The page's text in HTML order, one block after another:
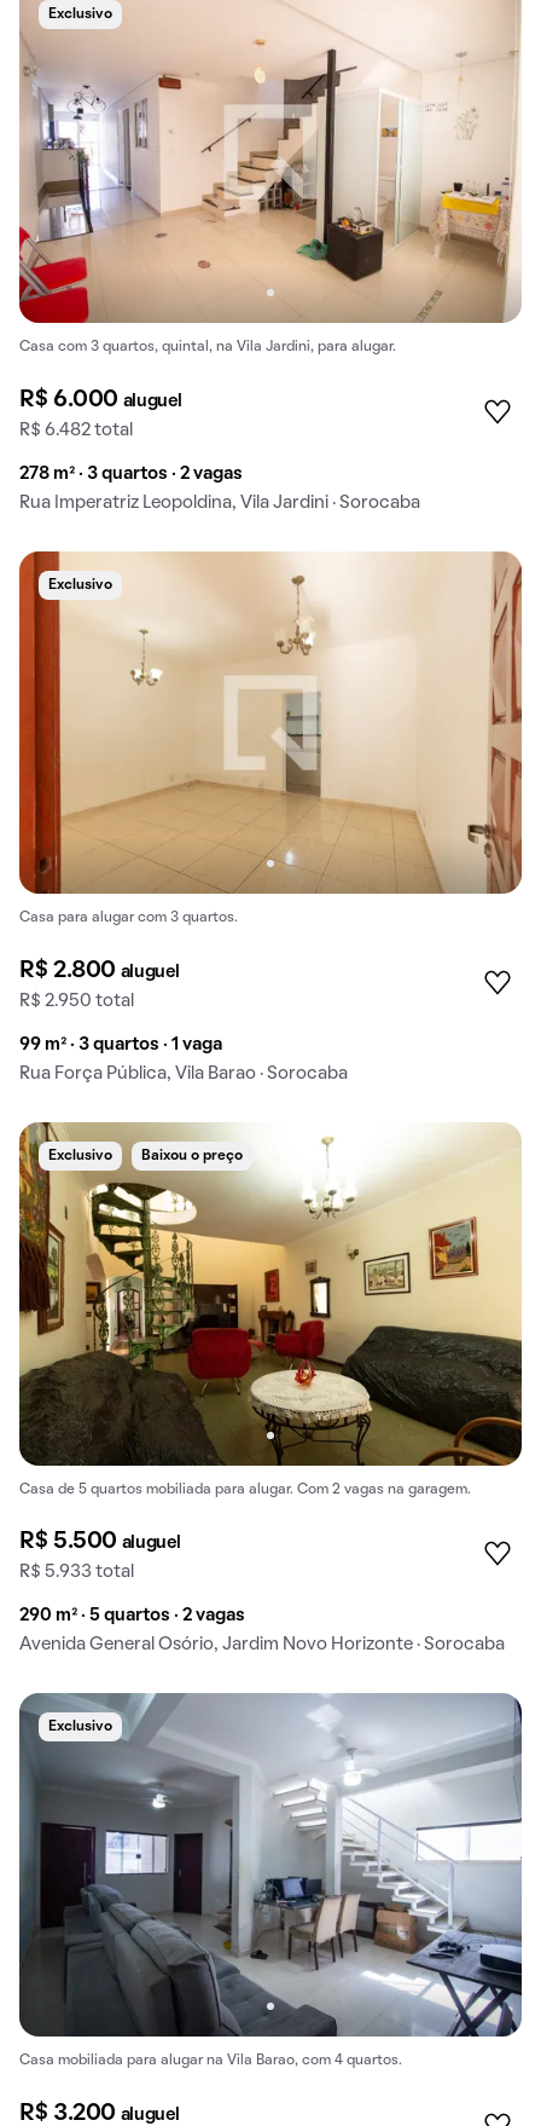
Exclusivo
Casa com 3 quartos, quintal, na Vila Jardini, para alugar.
R$ 6.000 aluguel
R$ 6.482 total
278 m² · 3 quartos · 2 vagas
Rua Imperatriz Leopoldina, Vila Jardini · Sorocaba
Exclusivo
Casa para alugar com 3 quartos.
R$ 2.800 aluguel
R$ 2.950 total
99 m² · 3 quartos · 1 vaga
Rua Força Pública, Vila Barao · Sorocaba
Exclusivo Baixou o preço
Casa de 5 quartos mobiliada para alugar. Com 2 vagas na garagem.
R$ 5.500 aluguel
R$ 5.933 total
290 m² · 5 quartos · 2 vagas
Avenida General Osório, Jardim Novo Horizonte · Sorocaba
Exclusivo
Casa mobiliada para alugar na Vila Barao, com 4 quartos.
R$ 3.200 aluguel